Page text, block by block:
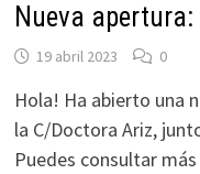
Nueva
19 abril 2023 0
Hola! Ha abierto una
la C/Doctora Ariz,
Puedes consultar